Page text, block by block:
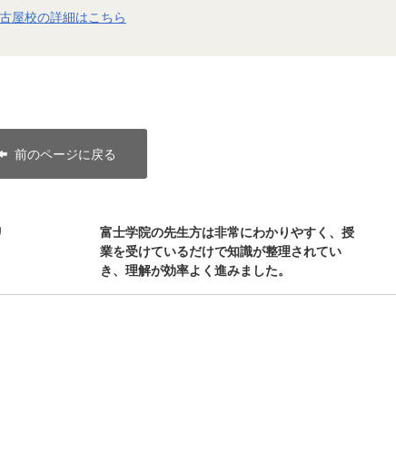
屋校の詳細はこちら
前のページに戻る
富士学院の先生方は非常にわかりやすく、授
業を受けているだけで知識が整理されてい
き、理解が効率よく進みました。